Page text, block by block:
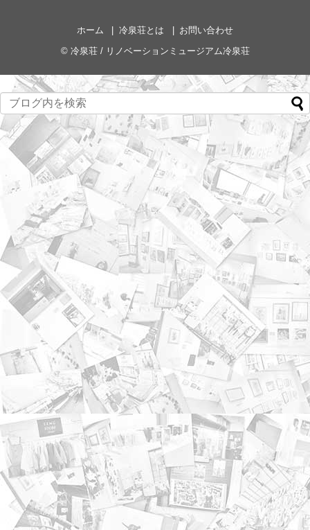
ホーム 冷泉荘とは
お問い合わせ
© 冷泉荘 / リノベーションミュージアム冷泉荘